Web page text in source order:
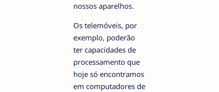
nossos aparelhos.
Os telemóveis, por
exemplo, poderão
ter capacidades de
processamento que
hoje só encontramos
em computadores de